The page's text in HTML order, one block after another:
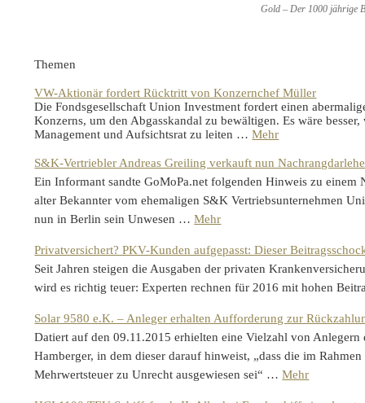
Gold – Der 1000 jährige
Themen
VW-Aktionär fordert Rücktritt von Konzernchef Müller
Die Fondsgesellschaft Union Investment fordert einen
Konzerns, um den Abgasskandal zu bewältigen. Es wäre
Management und Aufsichtsrat zu leiten …Mehr
S&K-Vertriebler Andreas Greiling verkauft nun
Ein Informant sandte GoMoPa.net folgenden Hinweis zu einem
alter Bekannter vom ehemaligen S&K Vertriebsunternehmen
nun in Berlin sein Unwesen …Mehr
Privatversichert? PKV-Kunden aufgepasst: Dieser
Seit Jahren steigen die Ausgaben der privaten
wird es richtig teuer: Experten rechnen für 2016 mit hohen
Solar 9580 e.K. – Anleger erhalten Aufforderung zur
Datiert auf den 09.11.2015 erhielten eine Vielzahl von
Hamberger, in dem dieser darauf hinweist, „dass die im
Mehrwertsteuer zu Unrecht ausgewiesen sei“ …Mehr